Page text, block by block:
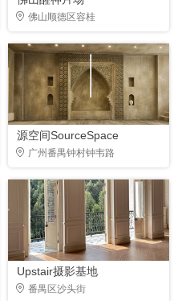
佛山顺德区容桂
源空间SourceSpace
广州番禺钟村钟韦路
Upstair摄影基地
番禺区沙头街